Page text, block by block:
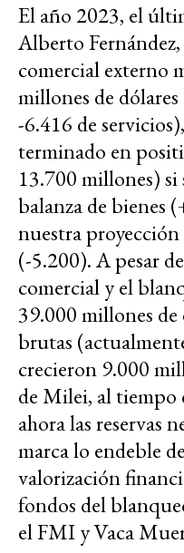
El año 2023, el
Alberto
comercial externo
millones de
-6.416 de
terminado en
13.700 millones) si
balanza de bienes
nuestra
(-5.200). A pesar
comercial y el
39.000 millones de
brutas
crecieron 9.000
de Milei, al
ahora las reservas
marca lo endeble
valorización
fondos del
el FMI y Vaca